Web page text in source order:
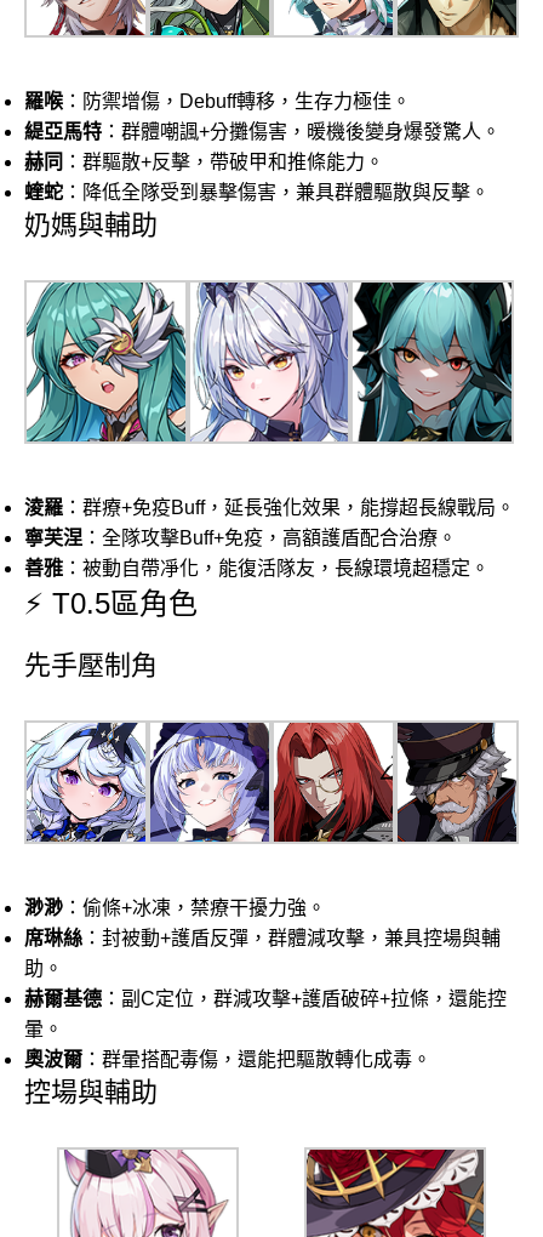
羅喉 ：防禦增傷，Debuff轉移，生存力極佳。
緹亞馬特 ：群體嘲諷+分攤傷害，暖機後變身爆發驚人。
赫同 ：群驅散+反擊，帶破甲和推條能力。
蝰蛇 ：降低全隊受到暴擊傷害，兼具群體驅散與反擊。
奶媽與輔助
淩羅 ：群療+免疫Buff，延長強化效果，能撐超長線戰局。
寧芙涅 ：全隊攻擊Buff+免疫，高額護盾配合治療。
善雅 ：被動自帶凈化，能復活隊友，長線環境超穩定。
⚡ T0.5區角色
先手壓制角
渺渺 ：偷條+冰凍，禁療干擾力強。
席琳絲 ：封被動+護盾反彈，群體減攻擊，兼具控場與輔
助。
赫爾基德 ：副C定位，群減攻擊+護盾破碎+拉條，還能控
暈。
奧波爾 ：群暈搭配毒傷，還能把驅散轉化成毒。
控場與輔助